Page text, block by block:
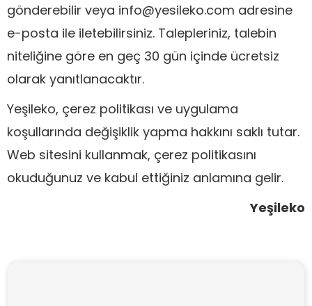
gönderebilir veya info@yesileko.com adresine
e-posta ile iletebilirsiniz. Talepleriniz, talebin
niteliğine göre en geç 30 gün içinde ücretsiz
olarak yanıtlanacaktır.
Yeşileko, çerez politikası ve uygulama
koşullarında değişiklik yapma hakkını saklı tutar.
Web sitesini kullanmak, çerez politikasını
okuduğunuz ve kabul ettiğiniz anlamına gelir.
Yeşileko